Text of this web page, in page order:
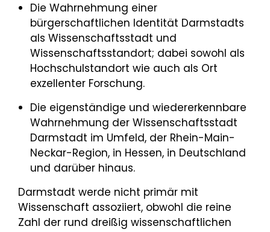
Die Wahrnehmung einer
bürgerschaftlichen Identität Darmstadts
als Wissenschaftsstadt und
Wissenschaftsstandort; dabei sowohl als
Hochschulstandort wie auch als Ort
exzellenter Forschung.
Die eigenständige und wiedererkennbare
Wahrnehmung der Wissenschaftsstadt
Darmstadt im Umfeld, der Rhein-Main-
Neckar-Region, in Hessen, in Deutschland
und darüber hinaus.
Darmstadt werde nicht primär mit
Wissenschaft assoziiert, obwohl die reine
Zahl der rund dreißig wissenschaftlichen